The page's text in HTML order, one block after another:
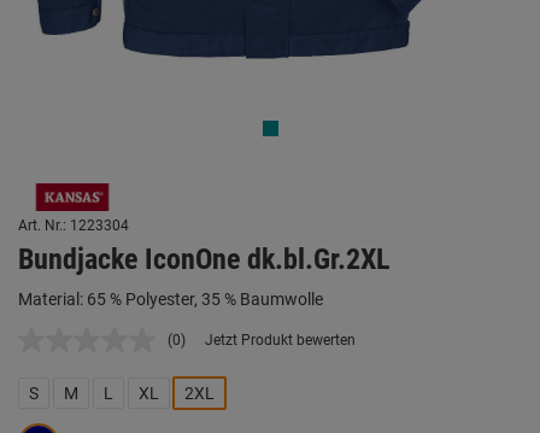
Art. Nr.: 1223304
Bundjacke IconOne dk.bl.Gr.2XL
Material: 65 % Polyester, 35 % Baumwolle
Kein
Link
auf
(0) Jetzt Produkt bewerten
S M L XL 2XL